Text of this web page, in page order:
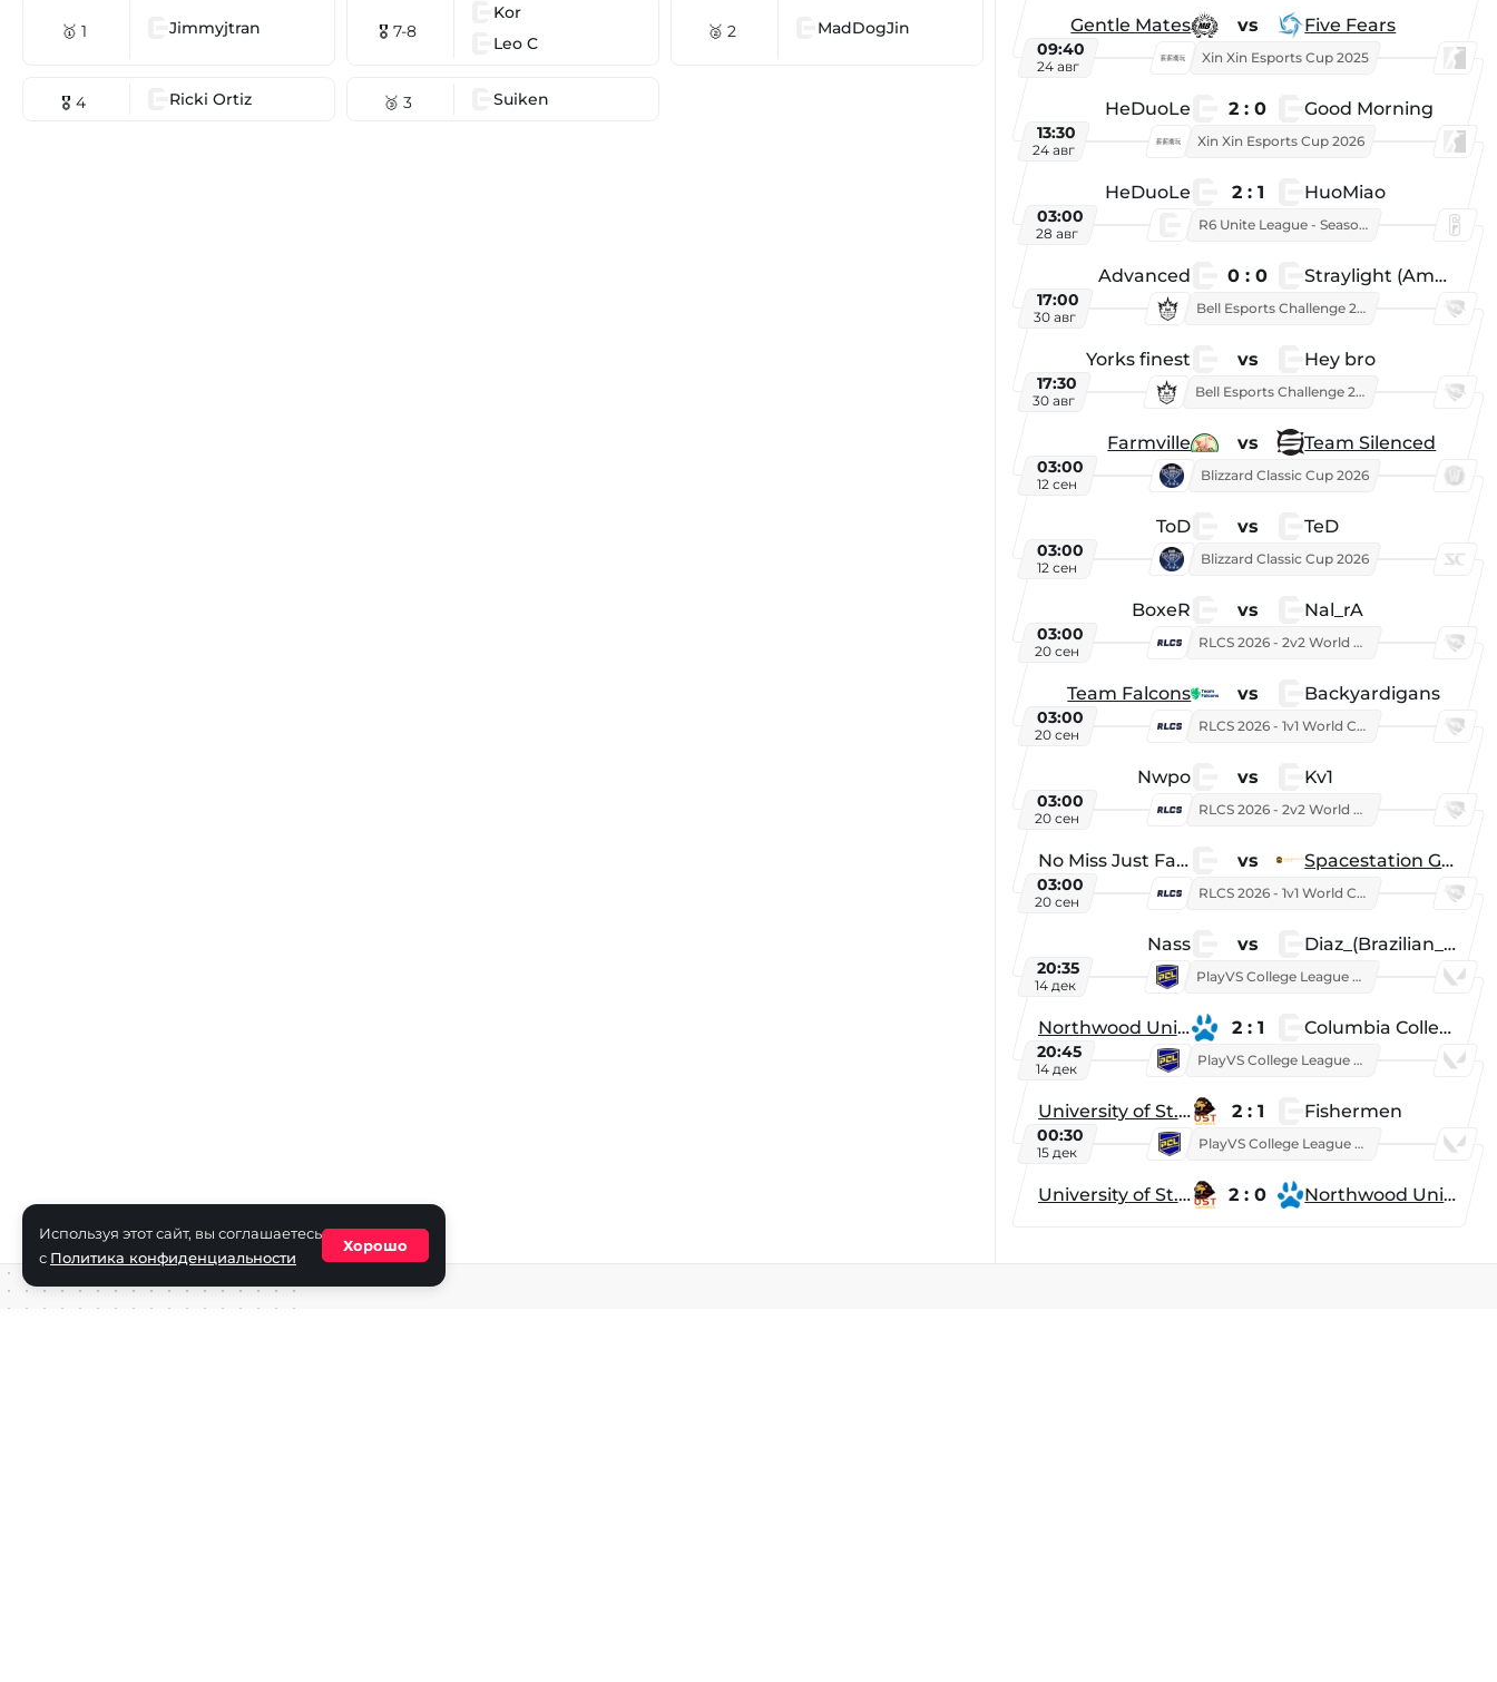
🥇 1 Jimmyjtran 🎖 7-8
Kor
Leo C
🥈 2 MadDogJin
🎖 4 Ricki Ortiz 🥉 3 Suiken
Gentle Mates vs Five Fears
09:40
24 авг
Xin Xin Esports Cup 2025
HeDuoLe 2 : 0 Good Morning
13:30
24 авг
Xin Xin Esports Cup 2026
HeDuoLe 2 : 1 HuoMiao
03:00
28 авг
R6 Unite League - Season 1
Advanced 0 : 0 Straylight (American team)
17:00
30 авг
Bell Esports Challenge 2026
Yorks finest vs Hey bro
17:30
30 авг
Bell Esports Challenge 2026
Farmville vs Team Silenced
03:00
12 сен
Blizzard Classic Cup 2026
ToD vs TeD
03:00
12 сен
Blizzard Classic Cup 2026
BoxeR vs Nal_rA
03:00
20 сен
RLCS 2026 - 2v2 World Championship
Team Falcons vs Backyardigans
03:00
20 сен
RLCS 2026 - 1v1 World Championship
Nwpo vs Kv1
03:00
20 сен
RLCS 2026 - 2v2 World Championship
No Miss Just Fake vs Spacestation Gaming
03:00
20 сен
RLCS 2026 - 1v1 World Championship
Nass vs Diaz_(Brazilian_Player)
20:35
14 дек
PlayVS College League 2025: Fall
Northwood University 2 : 1 Columbia College
20:45
14 дек
PlayVS College League 2025: Fall
University of St. Thomas 2 : 1 Fishermen
00:30
15 дек
PlayVS College League 2025: Fall
University of St. Thomas 2 : 0 Northwood University
Используя этот сайт, вы соглашаетесь
с Политика конфиденциальности
Хорошо